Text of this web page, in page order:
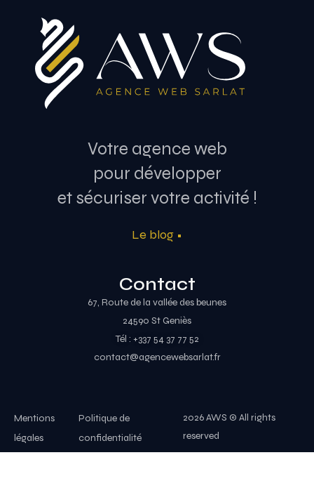
Votre agence web
pour développer
et sécuriser votre activité !
Le blog •
Contact
67, Route de la vallée des beunes
24590 St Geniès
Tél : +337 54 37 77 52
contact@agencewebsarlat.fr
Mentions
légales
Politique de
confidentialité
2026 AWS © All rights
reserved